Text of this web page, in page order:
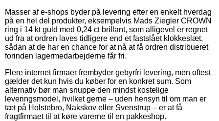
Masser af e-shops byder på levering efter en enkelt hverdag
på en hel del produkter, eksempelvis Mads Ziegler CROWN
ring i 14 kt guld med 0,24 ct brillant, som alligevel er regnet
ud fra at ordren laves tidligere end et fastslået klokkeslæt,
sådan at de har en chance for at nå at få ordren distribueret
forinden lagermedarbejderne får fri.
Flere internet firmaer frembyder gebyrfri levering, men oftest
gælder det kun hvis du køber for en konkret sum. Som
alternativ bør man snuppe den mindst kostelige
leveringsmodel, hvilket gerne – uden hensyn til om man er
tæt på Holstebro, Nakskov eller Svenstrup – er at få
fragtfirmaet til at køre varerne til en pakkeshop.